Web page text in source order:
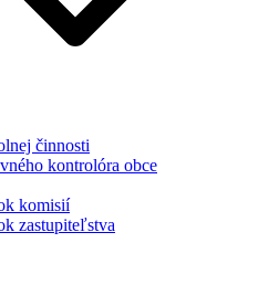
činnosti
kontrolóra obce
komisií
zastupiteľstva